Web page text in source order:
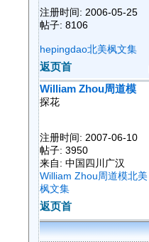
注册时间: 2006-05-25
帖子: 8106
hepingdao北美枫文集
返页首
William Zhou周道模
探花
注册时间: 2007-06-10
帖子: 3950
来自: 中国四川广汉
William Zhou周道模北美
枫文集
返页首